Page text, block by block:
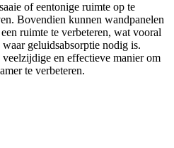
of eentonige ruimte op te
Bovendien kunnen wandpanelen
ruimte te verbeteren, wat vooral
geluidsabsorptie nodig is.
en effectieve manier om
te verbeteren.